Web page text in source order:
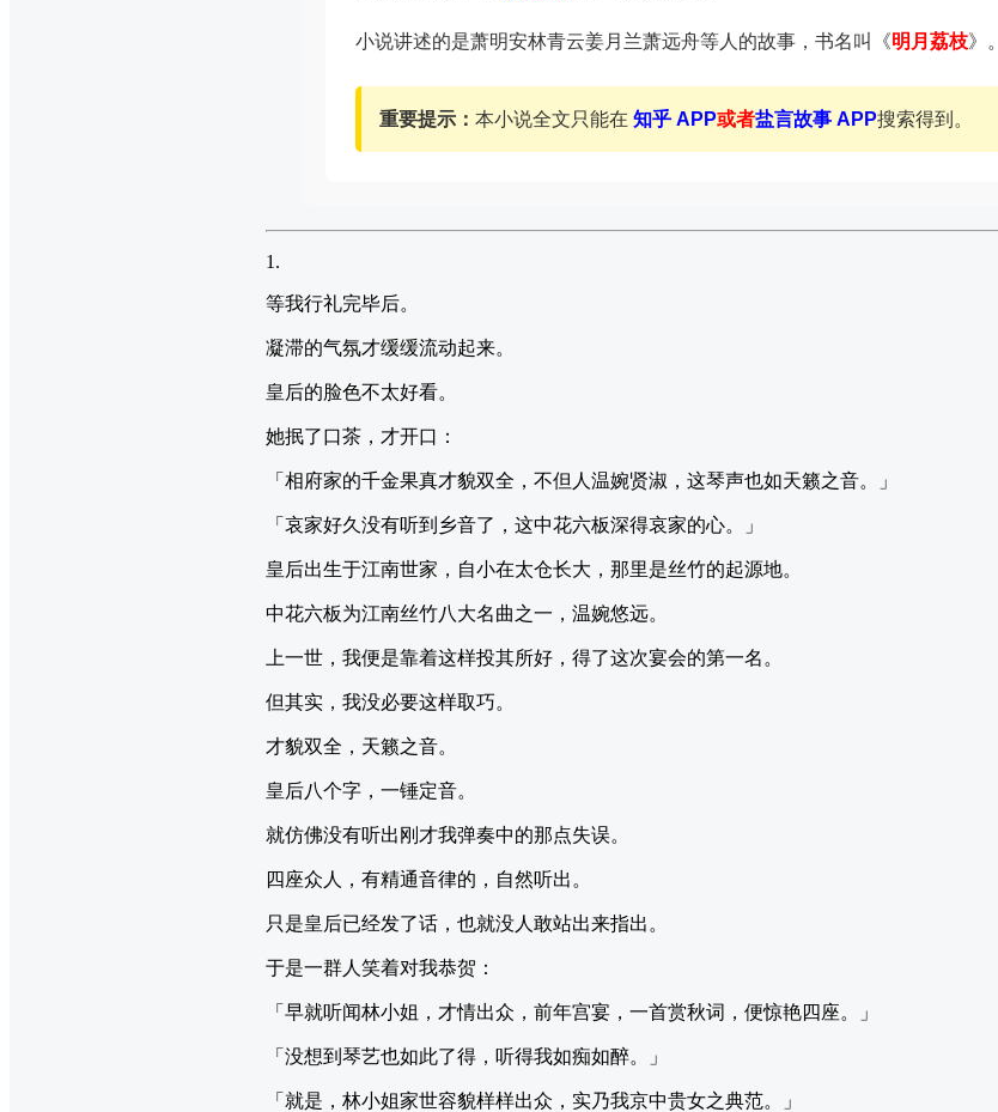
小说讲述的是萧明安林青云姜月兰萧远舟等人的故事，书名叫《明月荔枝》。
重要提示： 本小说全文只能在 知乎 APP或者盐言故事 APP搜索得到。
1.
等我行礼完毕后。
凝滞的气氛才缓缓流动起来。
皇后的脸色不太好看。
她抿了口茶，才开口：
「相府家的千金果真才貌双全，不但人温婉贤淑，这琴声也如天籁之音。」
「哀家好久没有听到乡音了，这中花六板深得哀家的心。」
皇后出生于江南世家，自小在太仓长大，那里是丝竹的起源地。
中花六板为江南丝竹八大名曲之一，温婉悠远。
上一世，我便是靠着这样投其所好，得了这次宴会的第一名。
但其实，我没必要这样取巧。
才貌双全，天籁之音。
皇后八个字，一锤定音。
就仿佛没有听出刚才我弹奏中的那点失误。
四座众人，有精通音律的，自然听出。
只是皇后已经发了话，也就没人敢站出来指出。
于是一群人笑着对我恭贺：
「早就听闻林小姐，才情出众，前年宫宴，一首赏秋词，便惊艳四座。」
「没想到琴艺也如此了得，听得我如痴如醉。」
「就是，林小姐家世容貌样样出众，实乃我京中贵女之典范。」